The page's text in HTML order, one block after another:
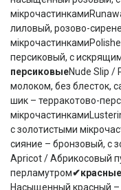
лиловый, розово-
персиковый, с
персиковыеNude Slip /
молоком, без блесток,
шик – терракотово-
с золотистыми
сияние – бронзовый, с
Apricot / Абрикосовый
перламутром✔красные
Насыщенный красный –